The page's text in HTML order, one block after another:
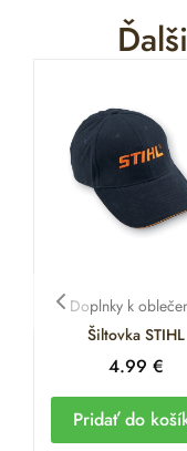
Doplnky k
Šiltovka STIHL
4.99€
Pridať do